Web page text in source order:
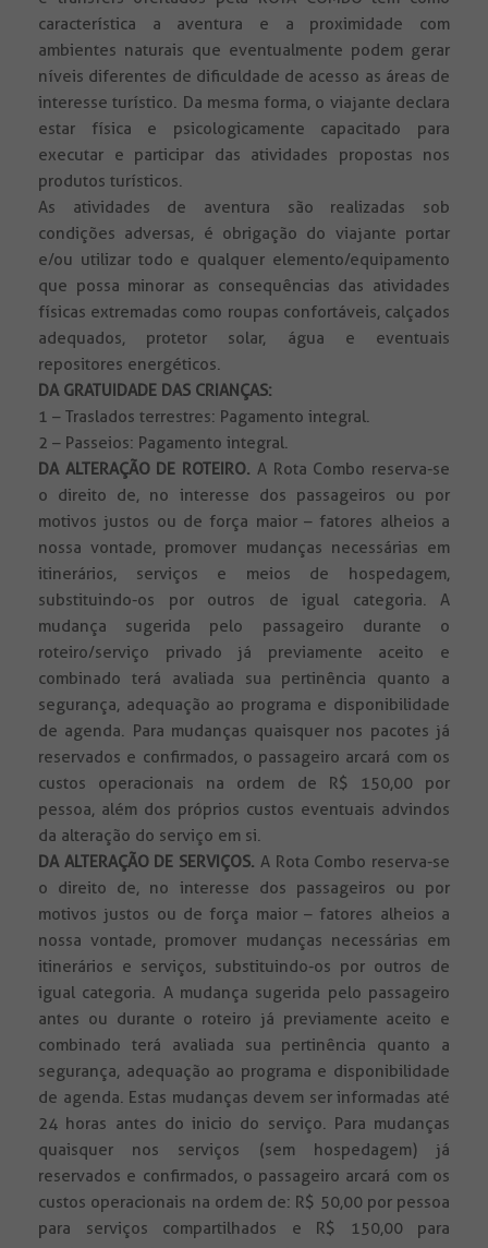
característica a aventura e a proximidade com
ambientes naturais que eventualmente podem gerar
níveis diferentes de dificuldade de acesso as áreas de
interesse turístico. Da mesma forma, o viajante declara
estar física e psicologicamente capacitado para
executar e participar das atividades propostas nos
produtos turísticos.
As atividades de aventura são realizadas sob
condições adversas, é obrigação do viajante portar
e/ou utilizar todo e qualquer elemento/equipamento
que possa minorar as consequências das atividades
físicas extremadas como roupas confortáveis, calçados
adequados, protetor solar, água e eventuais
repositores energéticos.
DA GRATUIDADE DAS CRIANÇAS:
1 – Traslados terrestres: Pagamento integral.
2 – Passeios: Pagamento integral.
DA ALTERAÇÃO DE ROTEIRO. A Rota Combo reserva-se
o direito de, no interesse dos passageiros ou por
motivos justos ou de força maior – fatores alheios a
nossa vontade, promover mudanças necessárias em
itinerários, serviços e meios de hospedagem,
substituindo-os por outros de igual categoria. A
mudança sugerida pelo passageiro durante o
roteiro/serviço privado já previamente aceito e
combinado terá avaliada sua pertinência quanto a
segurança, adequação ao programa e disponibilidade
de agenda. Para mudanças quaisquer nos pacotes já
reservados e confirmados, o passageiro arcará com os
custos operacionais na ordem de R$ 150,00 por
pessoa, além dos próprios custos eventuais advindos
da alteração do serviço em si.
DA ALTERAÇÃO DE SERVIÇOS. A Rota Combo reserva-se
o direito de, no interesse dos passageiros ou por
motivos justos ou de força maior – fatores alheios a
nossa vontade, promover mudanças necessárias em
itinerários e serviços, substituindo-os por outros de
igual categoria. A mudança sugerida pelo passageiro
antes ou durante o roteiro já previamente aceito e
combinado terá avaliada sua pertinência quanto a
segurança, adequação ao programa e disponibilidade
de agenda. Estas mudanças devem ser informadas até
24 horas antes do inicio do serviço. Para mudanças
quaisquer nos serviços (sem hospedagem) já
reservados e confirmados, o passageiro arcará com os
custos operacionais na ordem de: R$ 50,00 por pessoa
para serviços compartilhados e R$ 150,00 para